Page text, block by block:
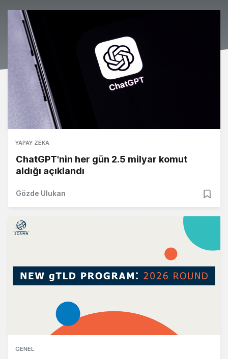
YAPAY ZEKA
ChatGPT'nin her gün 2.5 milyar komut
aldığı açıklandı
Gözde Ulukan
GENEL